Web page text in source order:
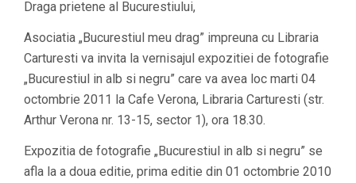
Draga prietene al Bucurestiului,
Asociatia „Bucurestiul meu drag” impreuna cu Libraria
Carturesti va invita la vernisajul expozitiei de fotografie
„Bucurestiul in alb si negru” care va avea loc marti 04
octombrie 2011 la Cafe Verona, Libraria Carturesti (str.
Arthur Verona nr. 13-15, sector 1), ora 18.30.
Expozitia de fotografie „Bucurestiul in alb si negru” se
afla la a doua editie, prima editie din 01 octombrie 2010